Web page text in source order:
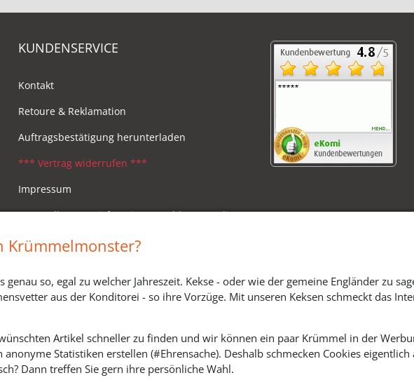
KUNDENSERVICE
Kontakt
Retoure & Reklamation
Auftragsbestätigung herunterladen
*** Vertrag widerrufen ***
Impressum
Versandkosten, Lieferzeiten & Zahlungsmodi
Widerrufsbelehrung
SOZIALE MEDIEN
Krümmelmonster?
genau so, egal zu welcher Jahreszeit. Kekse - oder wie der gemeine Engländer zu
aus der Konditorei - so ihre Vorzüge. Mit unseren Keksen schmeckt das
Artikel schneller zu finden und wir können ein paar Krümmel in der
Statistiken erstellen (#Ehrensache). Deshalb schmecken Cookies eigentlich
Dann treffen Sie gern ihre persönliche Wahl.